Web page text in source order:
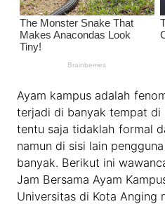
Ayam kampus adalah
terjadi di banyak tempat di
tentu saja tidaklah formal
namun di sisi lain
banyak. Berikut ini
Jam Bersama Ayam
Universitas di Kota Anging